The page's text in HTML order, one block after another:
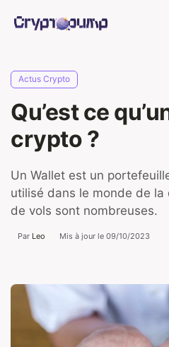
Actus Crypto
Qu’est ce
crypto ?
Un Wallet est un
utilisé dans le monde de
de vols sont nombreuses.
Par Leo Mis à jour le 09/10/2023